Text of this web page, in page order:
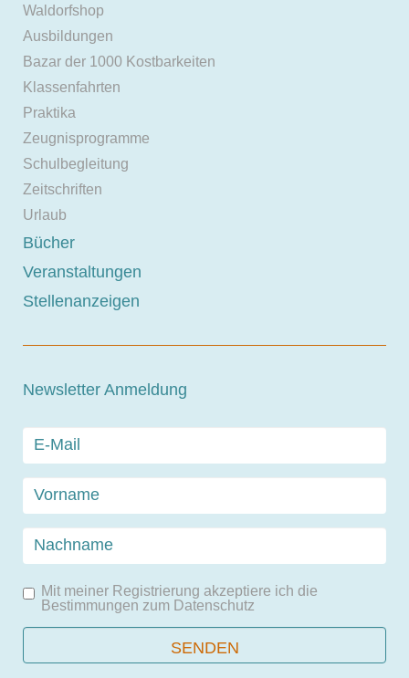
Waldorfshop
Ausbildungen
Bazar der 1000 Kostbarkeiten
Klassenfahrten
Praktika
Zeugnisprogramme
Schulbegleitung
Zeitschriften
Urlaub
Bücher
Veranstaltungen
Stellenanzeigen
Newsletter Anmeldung
Mit meiner Registrierung akzeptiere ich die
Bestimmungen zum Datenschutz